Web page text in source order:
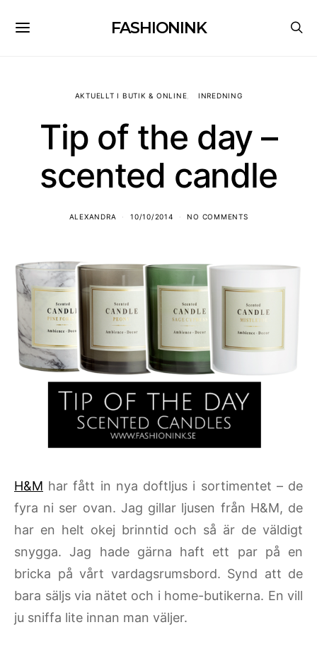
FASHIONINK
AKTUELLT I BUTIK & ONLINE INREDNING
Tip of the day –
scented candle
ALEXANDRA 10/10/2014 NO COMMENTS
H&M har fått in nya doftljus i sortimentet – de
fyra ni ser ovan. Jag gillar ljusen från H&M, de
har en helt okej brinntid och så är de väldigt
snygga. Jag hade gärna haft ett par på en
bricka på vårt vardagsrumsbord. Synd att de
bara säljs via nätet och i home-butikerna. En vill
ju sniffa lite innan man väljer.